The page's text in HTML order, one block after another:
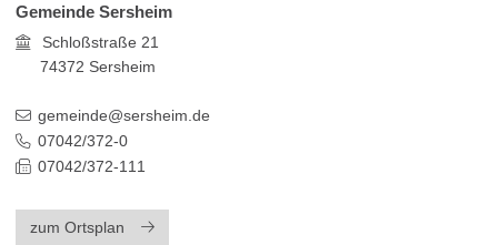
Gemeinde Sersheim
Schloßstraße 21
74372 Sersheim
gemeinde@sersheim.de
07042/372-0
07042/372-111
zum Ortsplan